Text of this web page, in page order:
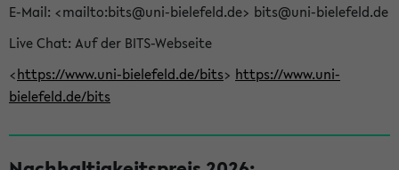
E-Mail: <mailto:bits@uni-bielefeld.de> bits@uni-bielefeld.de
Live Chat: Auf der BITS-Webseite
<https://www.uni-bielefeld.de/bits> https://www.uni-
bielefeld.de/bits